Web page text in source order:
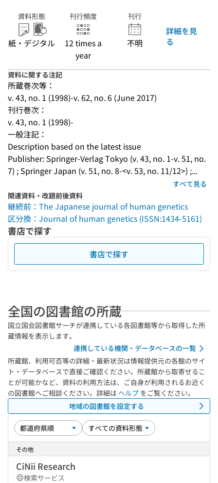
資料形態
紙・デジタル
刊行頻度
12 times a
year
刊行
不明
詳細を見
る
資料に関する注記
所蔵巻次等：
v. 43, no. 1 (1998)-v. 62, no. 6 (June 2017)
刊行巻次：
v. 43, no. 1 (1998)-
一般注記：
Description based on the latest issue
Publisher: Springer-Verlag Tokyo (v. 43, no. 1-v. 51, no.
7) ; Springer Japan (v. 51, no. 8-<v. 53, no. 11/12>) ;...
すべて見る
関連資料・改題前後資料
継続前：The Japanese journal of human genetics
区分換：Journal of human genetics (ISSN:1434-5161)
書店で探す
書店で探す
全国の図書館の所蔵
国立国会図書館サーチが連携している各図書館等から取得した所
蔵情報を表示します。
連携している機関・データベースの一覧
所蔵館、利用可否等の詳細・最新状況は情報提供元の各館のサイ
ト・データベースで直接ご確認ください。所蔵館から取寄せるこ
とが可能かなど、資料の利用方法は、ご自身が利用されるお近く
の図書館へご相談ください。詳細は ヘルプ をご覧ください。
地域の図書館を設定する
その他
CiNii Research
検索サービス